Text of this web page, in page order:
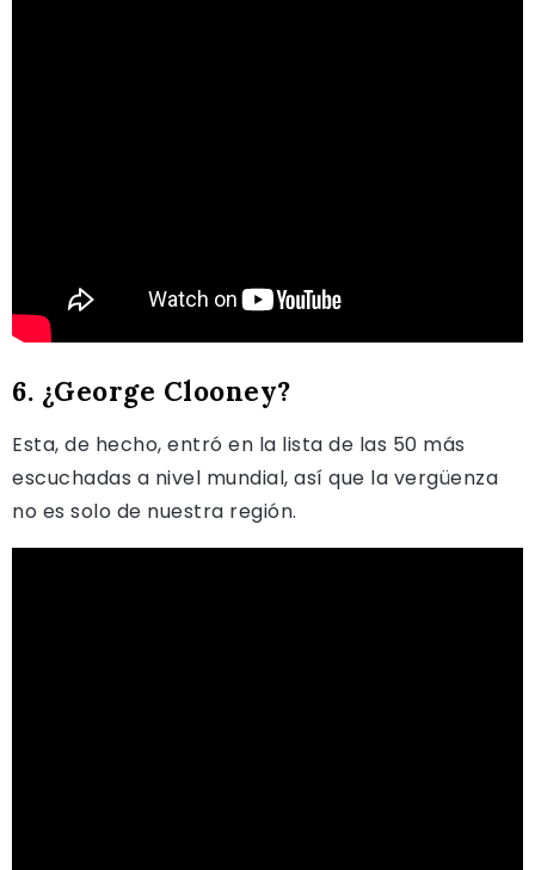
6. ¿George Clooney?
Esta, de hecho, entró en la lista de las 50 más
escuchadas a nivel mundial, así que la vergüenza
no es solo de nuestra región.